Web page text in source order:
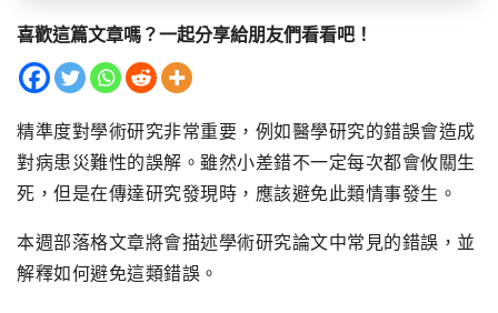
喜歡這篇文章嗎？一起分享給朋友們看看吧！
精準度對學術研究非常重要，例如醫學研究的錯誤會造成
對病患災難性的誤解。雖然小差錯不一定每次都會攸關生
死，但是在傳達研究發現時，應該避免此類情事發生。
本週部落格文章將會描述學術研究論文中常見的錯誤，並
解釋如何避免這類錯誤。